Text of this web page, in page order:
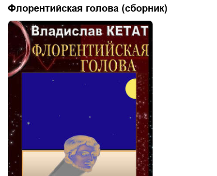
Флорентийская голова (сборник)